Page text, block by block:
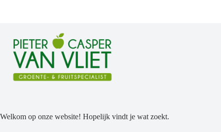
Welkom op onze website! Hopelijk vindt je wat zoekt.